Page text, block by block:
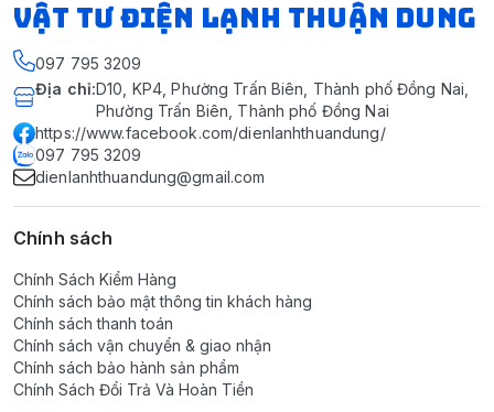
VẬT TƯ ĐIỆN LẠNH THUẬN DUNG
097 795 3209
Địa chỉ:D10, KP4, Phường Trấn Biên, Thành phố Đồng Nai,
Phường Trấn Biên, Thành phố Đồng Nai
https://www.facebook.com/dienlanhthuandung/
097 795 3209
dienlanhthuandung@gmail.com
Chính sách
Chính Sách Kiểm Hàng
Chính sách bảo mật thông tin khách hàng
Chính sách thanh toán
Chính sách vận chuyển & giao nhận
Chính sách bảo hành sản phẩm
Chính Sách Đổi Trả Và Hoàn Tiền